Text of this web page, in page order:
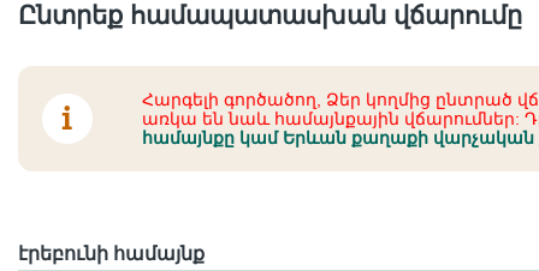
Ընտրեք համապատասխան վճարումը
Հարգելի գործածող, Ձեր կողմից
առկա են նաև համայնքային վճարումներ:
համայնքը կամ Երևան քաղաքի վարչական
էրեբունի համայնք